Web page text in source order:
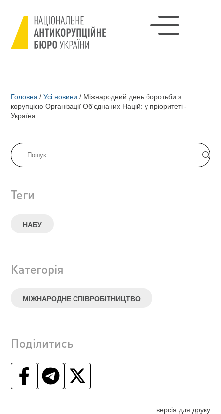
Головна / Усі новини / Міжнародний день боротьби з
корупцією Організації Об'єднаних Націй: у пріоритеті -
Україна
Теги
НАБУ
Категорія
МІЖНАРОДНЕ СПІВРОБІТНИЦТВО
Поділитись
версія для друку